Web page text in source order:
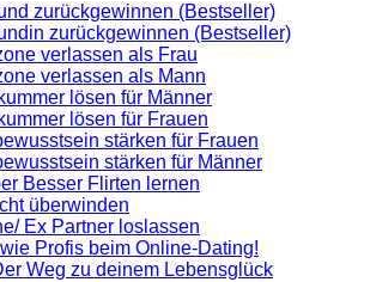
zurückgewinnen (Bestseller)
zurückgewinnen (Bestseller)
verlassen als Frau
verlassen als Mann
lösen für Männer
lösen für Frauen
stärken für Frauen
stärken für Männer
Besser Flirten lernen
überwinden
Ex Partner loslassen
Profis beim Online-Dating!
Weg zu deinem Lebensglück